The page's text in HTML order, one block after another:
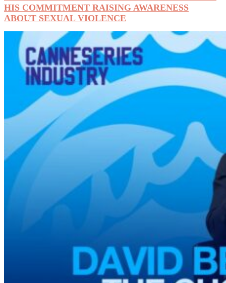
HIS COMMITMENT RAISING AWARENESS
ABOUT SEXUAL VIOLENCE